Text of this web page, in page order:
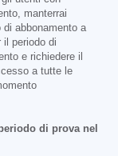
manterrai
di abbonamento a
il periodo di
e richiedere il
a tutte le
di prova nel